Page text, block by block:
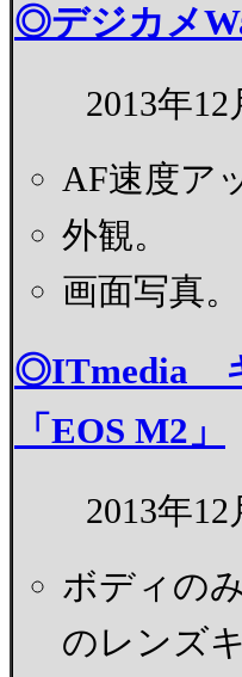
◎デジカメ
2013年12
AF速度ア
外観。
画面写真。
◎ITmedia キ
「EOS M2」
2013年12
ボディの
のレンズ